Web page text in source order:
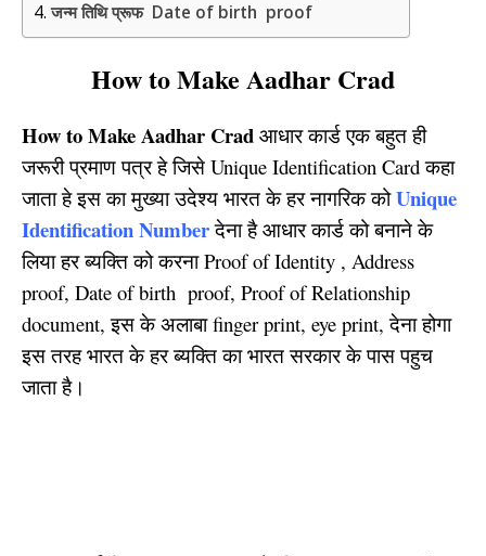
जन्म तिथि प्रूफ Date of birth proof
How to Make Aadhar Crad
How to Make Aadhar Crad आधार कार्ड एक बहुत ही
जरूरी प्रमाण पत्र हे जिसे Unique Identification Card कहा
जाता हे इस का मुख्या उदेश्य भारत के हर नागरिक कोUnique
Identification Number देना है आधार कार्ड को बनाने के
लिया हर ब्यक्ति को करना Proof of Identity , Address
proof, Date of birth proof, Proof of Relationship
document, इस के अलाबा finger print, eye print, देना होगा
इस तरह भारत के हर ब्यक्ति का भारत सरकार के पास पहुच
जाता है।